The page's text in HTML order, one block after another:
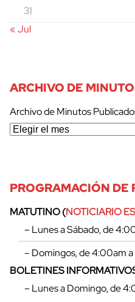
31
« Jul
ARCHIVO DE
Archivo de Minutos
PROGRAMACIÓN DE
MATUTINO (NOTICIARIO
– Lunes a Sábado, de
– Domingos, de 4:00am
BOLETINES
– Lunes a Domingo, de